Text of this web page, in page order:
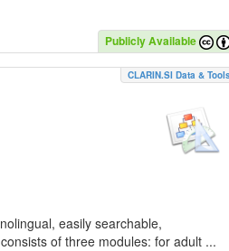
Publicly Available
CLARIN.SI Data &
easily searchable,
of three modules: for adult ...